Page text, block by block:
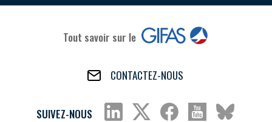
Tout savoir sur le
CONTACTEZ-NOUS
SUIVEZ-NOUS